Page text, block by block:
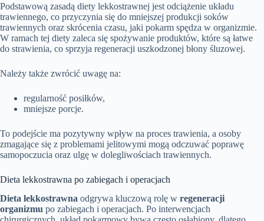
Podstawową zasadą diety lekkostrawnej jest odciążenie układu
trawiennego, co przyczynia się do mniejszej produkcji soków
trawiennych oraz skrócenia czasu, jaki pokarm spędza w organizmie.
W ramach tej diety zaleca się spożywanie produktów, które są łatwe
do strawienia, co sprzyja regeneracji uszkodzonej błony śluzowej.
Należy także zwrócić uwagę na:
regularność posiłków,
mniejsze porcje.
To podejście ma pozytywny wpływ na proces trawienia, a osoby
zmagające się z problemami jelitowymi mogą odczuwać poprawę
samopoczucia oraz ulgę w dolegliwościach trawiennych.
Dieta lekkostrawna po zabiegach i operacjach
Dieta lekkostrawna odgrywa kluczową rolę w regeneracji
organizmu po zabiegach i operacjach. Po interwencjach